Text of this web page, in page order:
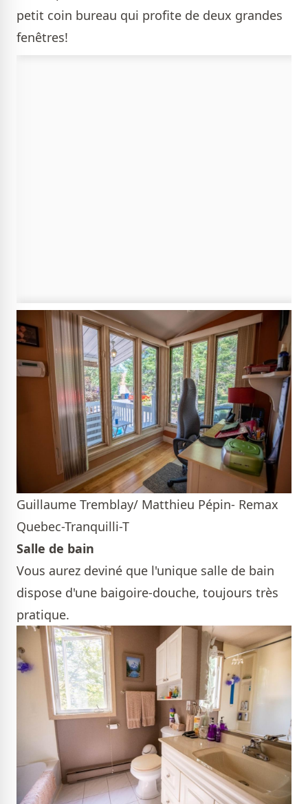
petit coin bureau qui profite de deux grandes
fenêtres!
Guillaume Tremblay/ Matthieu Pépin- Remax
Quebec-Tranquilli-T
Salle de bain
Vous aurez deviné que l'unique salle de bain
dispose d'une baigoire-douche, toujours très
pratique.